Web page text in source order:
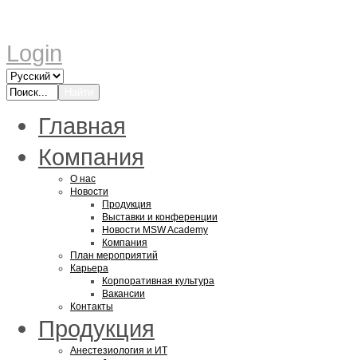
Login
Главная
Компания
О нас
Новости
Продукция
Выставки и конференции
Новости MSW Academy
Компания
План мероприятий
Карьера
Корпоративная культура
Вакансии
Контакты
Продукция
Анестезиология и ИТ